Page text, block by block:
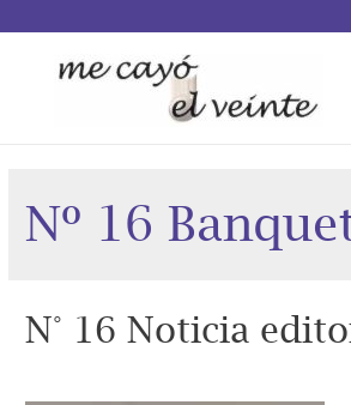
Nº 16
N° 16 Noticia